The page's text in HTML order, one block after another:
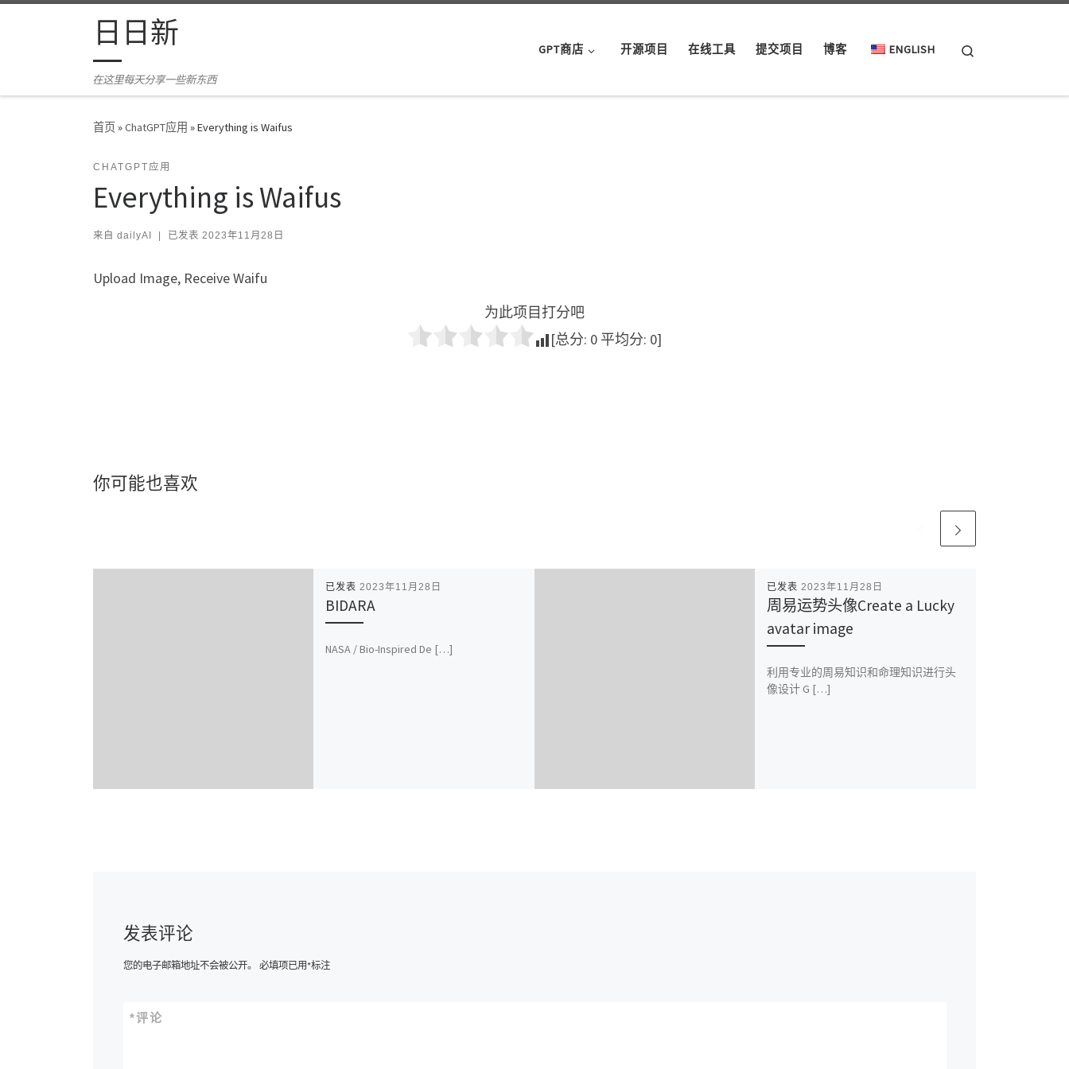
Skip to content日日新
在这里每天分享一些新东西
GPT商店 开源项目 在线工具 提交项目 博客 ENGLISH
首页»ChatGPT应用 »Everything is Waifus
CHATGPT应用
Everything is Waifus
来自 dailyAI 已发表 2023年11月28日
Upload Image, Receive Waifu
为此项目打分吧
[总分: 0 平均分: 0]
你可能也喜欢
已发表 2023年11月28日
BIDARA
NASA / Bio-Inspired De […]
已发表 2023年11月28日
周易运势头像Create a Lucky
avatar image
利用专业的周易知识和命理知识进行头
像设计 G […]
发表评论
您的电子邮箱地址不会被公开。 必填项已用*标注
评论
*